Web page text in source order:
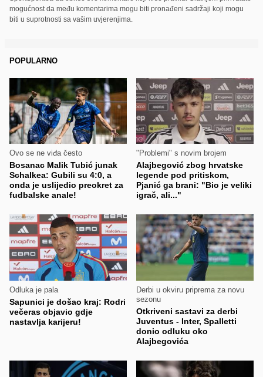
mogućnost da među komentarima mogu biti pronađeni sadržaji koji mogu
biti u suprotnosti sa vašim uvjerenjima.
POPULARNO
Ovo se ne viđa često
Bosanac Malik Tubić junak
Schalkea: Gubili su 4:0, a
onda je uslijedio preokret za
fudbalske anale!
"Problemi" s novim brojem
Alajbegović zbog hrvatske
legende pod pritiskom,
Pjanić ga brani: "Bio je veliki
igrač, ali..."
Odluka je pala
Sapunici je došao kraj: Rodri
večeras objavio gdje
nastavlja karijeru!
Derbi u okviru priprema za novu
sezonu
Otkriveni sastavi za derbi
Juventus - Inter, Spalletti
donio odluku oko
Alajbegovića